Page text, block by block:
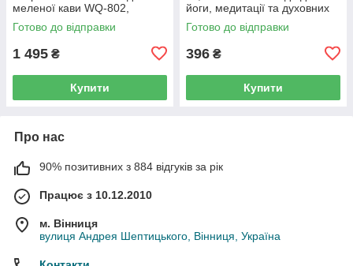
меленої кави WQ-802,
похідна туристична 19×5,5 см
Готово до відправки
1 495 ₴
Купити
йоги, медитації та духовних
практик англійською мовою
Готово до відправки
396 ₴
Купити
Про нас
90% позитивних з 884 відгуків за рік
Працює з 10.12.2010
м. Вінниця
вулиця Андрея Шептицького, Вінниця, Україна